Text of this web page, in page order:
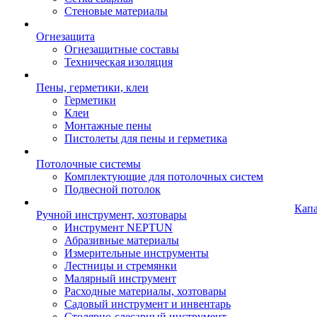
Стеновые материалы
Огнезащита
Огнезащитные составы
Техническая изоляция
Пены, герметики, клеи
Герметики
Клеи
Монтажные пены
Пистолеты для пены и герметика
Потолочные системы
Комплектующие для потолочных систем
Подвесной потолок
Ручной инструмент, хозтовары
Инструмент NEPTUN
Абразивные материалы
Измерительные инструменты
Лестницы и стремянки
Малярный инструмент
Расходные материалы, хозтовары
Садовый инструмент и инвентарь